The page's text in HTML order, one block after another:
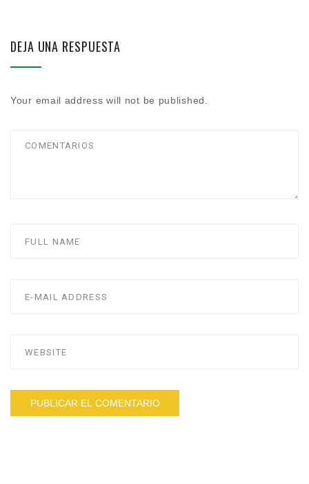
DEJA UNA RESPUESTA
Your email address will not be published.